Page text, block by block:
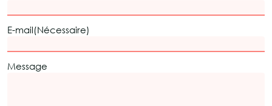
E-mail(Nécessaire)
Message